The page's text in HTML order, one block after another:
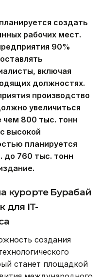
создать
рабочих мест.
90%
включая
должностях.
производство
увеличиться
чем 800 тыс. тонн
высокой
планируется
до 760 тыс. тонн
курорте Бурабай
для IT-
создания
станет площадкой